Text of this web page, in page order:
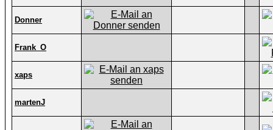
Donner
Frank_O
xaps
martenJ